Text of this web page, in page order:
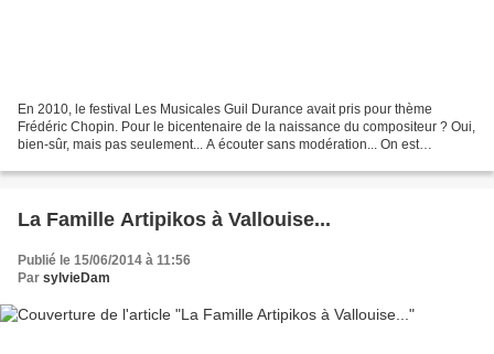
En 2010, le festival Les Musicales Guil Durance avait pris pour thème
Frédéric Chopin. Pour le bicentenaire de la naissance du compositeur ? Oui,
bien-sûr, mais pas seulement... A écouter sans modération... On est
La Famille Artipikos à Vallouise...
Publié le 15/06/2014 à 11:56
Par sylvieDam